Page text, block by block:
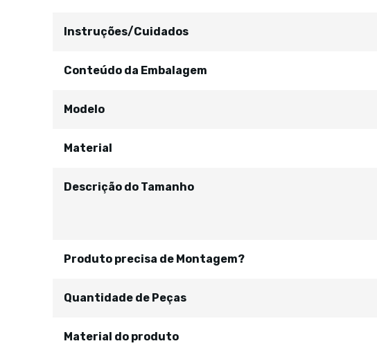
Instruções/Cuidados
Conteúdo da Embalagem
Modelo
Material
Descrição do Tamanho
Produto precisa de Montagem?
Quantidade de Peças
Material do produto